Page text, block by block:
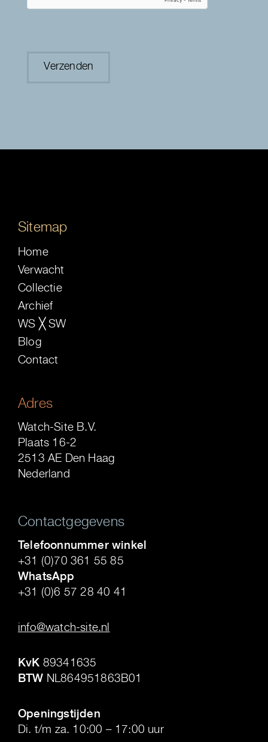
Sitemap
Home
Verwacht
Collectie
Archief
WS ╳ SW
Blog
Contact
Adres
Watch-Site B.V.
Plaats 16-2
2513 AE Den Haag
Nederland
Contactgegevens
Telefoonnummer winkel
+31 (0)70 361 55 85
WhatsApp
+31 (0)6 57 28 40 41
info@watch-site.nl
KvK 89341635
BTW NL864951863B01
Openingstijden
Di. t/m za. 10:00 – 17:00 uur